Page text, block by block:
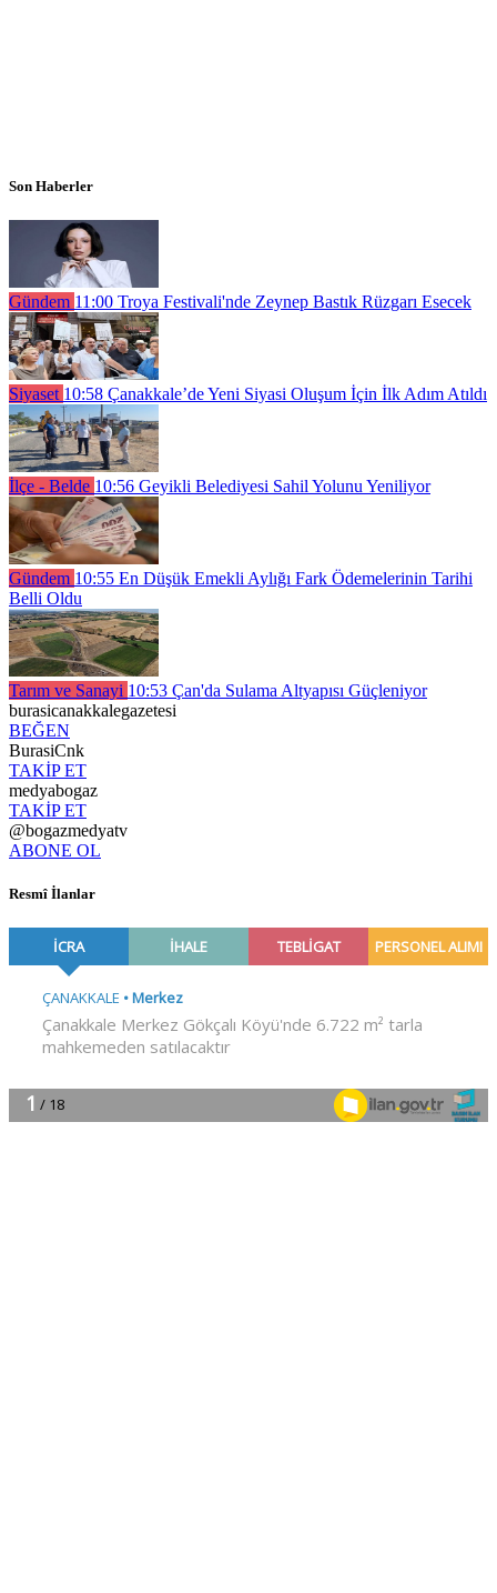
Son Haberler
Gündem 11:00 Troya Festivali'nde Zeynep Bastık Rüzgarı Esecek
Siyaset 10:58 Çanakkale’de Yeni Siyasi Oluşum İçin İlk Adım Atıldı
İlçe - Belde 10:56 Geyikli Belediyesi Sahil Yolunu Yeniliyor
Gündem 10:55 En Düşük Emekli Aylığı Fark Ödemelerinin Tarihi
Belli Oldu
Tarım ve Sanayi 10:53 Çan'da Sulama Altyapısı Güçleniyor
burasicanakkalegazetesi
BEĞEN
BurasiCnk
TAKİP ET
medyabogaz
TAKİP ET
@bogazmedyatv
ABONE OL
Resmî İlanlar